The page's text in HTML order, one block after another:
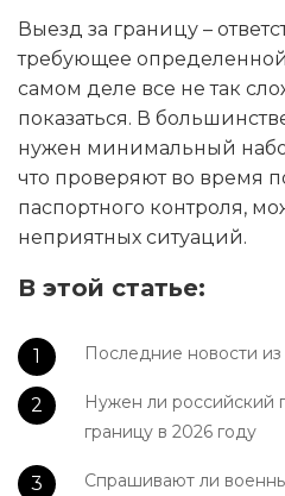
Выезд за границу –
требующее
самом деле все не так
показаться. В
нужен минимальный
что проверяют во время
паспортного контроля,
неприятных ситуаций.
В этой статье:
Последние новости
Нужен ли российский
границу в 2026 году
Спрашивают ли